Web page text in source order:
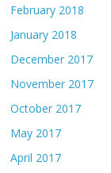
February 2018
January 2018
December 2017
November 2017
October 2017
May 2017
April 2017